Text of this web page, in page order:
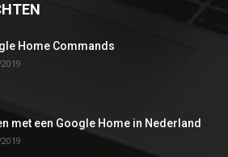
Home Commands
met een Google Home in Nederland